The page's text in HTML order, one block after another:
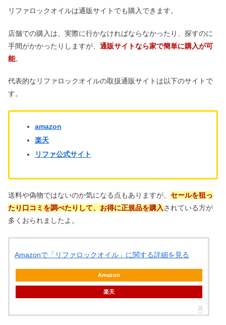
リファロックオイルは通販サイトでも購入できます。
店舗での購入は、実際に行かなければならなかったり、探すのに
手間がかかったりしますが、 通販サイトなら家で簡単に購入が可
能。
代表的なリファロックオイルの取扱通販サイトは以下のサイトで
す。
amazon
楽天
リファ公式サイト
送料や偽物ではないのか気になる点もありますが、 セールを狙っ
たり口コミを調べたりして、お得に正規品を購入されている方が
多くおられましたよ。
Amazonで「リファロックオイル」に関する詳細を見る
Amazon
楽天